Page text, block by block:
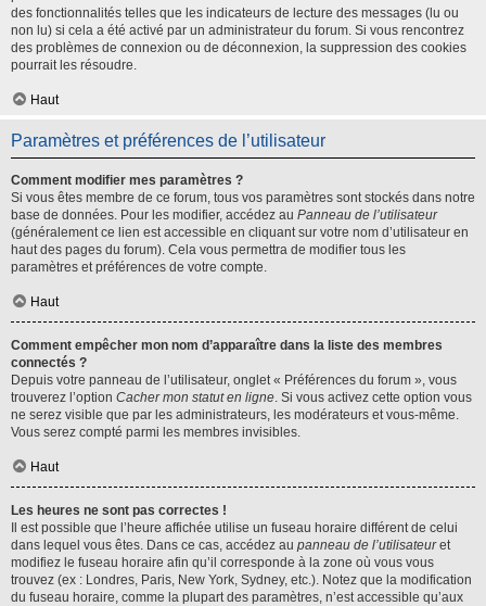
des fonctionnalités telles que les indicateurs de lecture des messages (lu ou
non lu) si cela a été activé par un administrateur du forum. Si vous rencontrez
des problèmes de connexion ou de déconnexion, la suppression des cookies
pourrait les résoudre.
Haut
Paramètres et préférences de l’utilisateur
Comment modifier mes paramètres ?
Si vous êtes membre de ce forum, tous vos paramètres sont stockés dans notre
base de données. Pour les modifier, accédez au Panneau de l’utilisateur
(généralement ce lien est accessible en cliquant sur votre nom d’utilisateur en
haut des pages du forum). Cela vous permettra de modifier tous les
paramètres et préférences de votre compte.
Haut
Comment empêcher mon nom d’apparaître dans la liste des membres
connectés ?
Depuis votre panneau de l’utilisateur, onglet « Préférences du forum », vous
trouverez l’option Cacher mon statut en ligne. Si vous activez cette option vous
ne serez visible que par les administrateurs, les modérateurs et vous-même.
Vous serez compté parmi les membres invisibles.
Haut
Les heures ne sont pas correctes !
Il est possible que l’heure affichée utilise un fuseau horaire différent de celui
dans lequel vous êtes. Dans ce cas, accédez au panneau de l’utilisateuret
modifiez le fuseau horaire afin qu’il corresponde à la zone où vous vous
trouvez (ex : Londres, Paris, New York, Sydney, etc.). Notez que la modification
du fuseau horaire, comme la plupart des paramètres, n’est accessible qu’aux